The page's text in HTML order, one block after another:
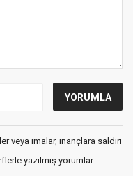
veya imalar, inançlara saldırı
yazılmış yorumlar